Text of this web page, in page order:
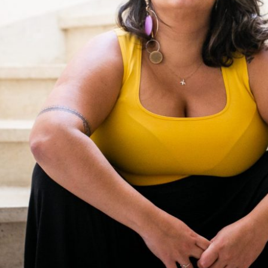
SENSÍVEL DEMAIS: FORÇA OU